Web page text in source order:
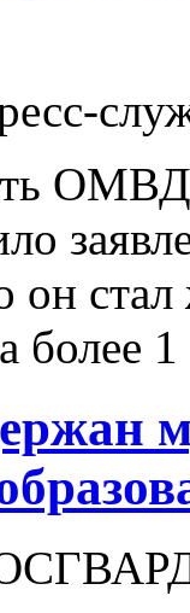
ОМВД
он
более